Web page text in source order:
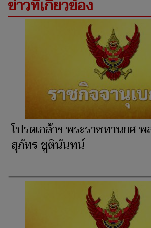
ข่าวที่เกี่ยวข้อง
โปรดเกล้าฯ พระราชทานยศ
สุภัทร ชูตินันทน์